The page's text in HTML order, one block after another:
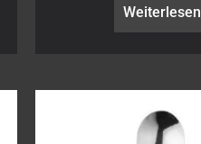
Weiterlesen